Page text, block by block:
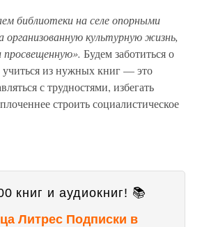
библиотеки на селе опорными
организованную культурную жизнь,
Будем заботиться о
учиться из нужных книг — это
с трудностями, избегать
строить социалистическое
книг и аудиокниг! 📚
Литрес Подписки в